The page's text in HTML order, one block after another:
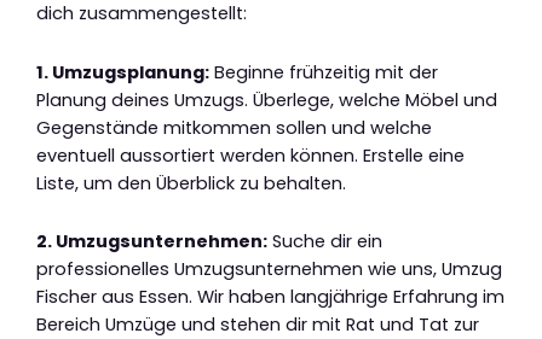
dich zusammengestellt:
1. Umzugsplanung: Beginne frühzeitig mit der
Planung deines Umzugs. Überlege, welche Möbel und
Gegenstände mitkommen sollen und welche
eventuell aussortiert werden können. Erstelle eine
Liste, um den Überblick zu behalten.
2. Umzugsunternehmen: Suche dir ein
professionelles Umzugsunternehmen wie uns, Umzug
Fischer aus Essen. Wir haben langjährige Erfahrung im
Bereich Umzüge und stehen dir mit Rat und Tat zur